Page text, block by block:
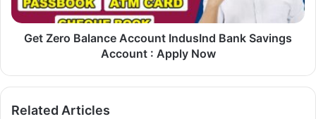
Account
:
ApplyGet Zero Balance Account IndusInd Bank Savings
Account : Apply Now
Related Articles